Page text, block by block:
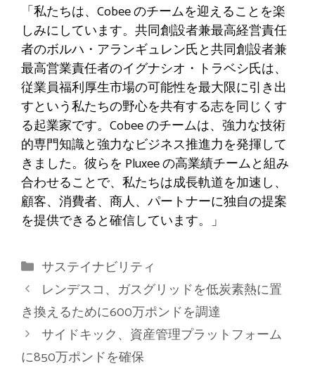
「私たちは、Cobee のチームを迎えることを楽
しみにしています。共同創設者兼最高経営責任
者のボルハ・アランギュレン氏と共同創設者兼
最高営業責任者のイグナシオ・トラベシ氏は、
従業員福利厚生市場の可能性を最大限に引き出
すという私たちの野心を共有する志を同じくす
る起業家です。Cobee のチームは、強力な技術
的専門知識と強力なビジネス推進力を発揮して
きました。彼らを Pluxee の高業績チームと組み
合わせることで、私たちは成長軌道を加速し、
顧客、消費者、商人、パートナーに独自の提案
を提供できると確信しています。」
カ
テ
ゴ
リ
ー
サステイナビリティ
レンデスコ、ガスグリッドを低炭素熱に置
き換えるために600万ポンドを調達
サイドキック、資産管理プラットフォーム
に850万ポンドを確保